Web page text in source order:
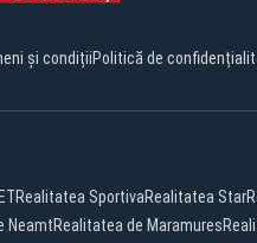
și condițiiPolitică de
Realitatea SportivaRealitatea Star
NeamtRealitatea de Maramures